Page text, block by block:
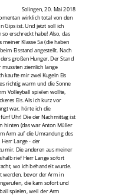
Solingen, 20. Mai 2018
wirklich total von den
Gips ist. Und jetzt soll ich
erschreckt habe! Also, das
Klasse 5a (die haben
Eisstand angestellt. Nach
großen Hunger. Der Stand
mussten ziemlich lange
kaufte mir zwei Kugeln Eis
richtig warm und die Sonne
Volleyball spielen wollte,
Eis. Als ich kurz vor
war, hörte ich die
Uhr! Die der Nachmittag ist
hinten (das war Anton Müller
Arm auf die Umrandung des
Lange - der
mir. Die anderen aus meiner
rief Herr Lange sofort
wo ich behandelt wurde.
werden, bevor der Arm in
die kam sofort und
spielen, weil der Arm